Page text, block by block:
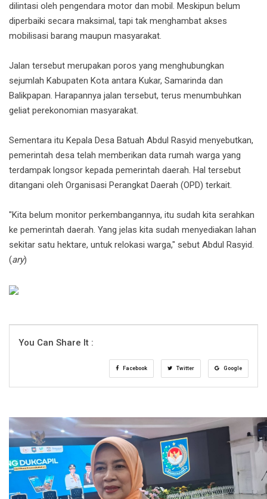
dilintasi oleh pengendara motor dan mobil. Meskipun belum
diperbaiki secara maksimal, tapi tak menghambat akses
mobilisasi barang maupun masyarakat.
Jalan tersebut merupakan poros yang menghubungkan
sejumlah Kabupaten Kota antara Kukar, Samarinda dan
Balikpapan. Harapannya jalan tersebut, terus menumbuhkan
geliat perekonomian masyarakat.
Sementara itu Kepala Desa Batuah Abdul Rasyid menyebutkan,
pemerintah desa telah memberikan data rumah warga yang
terdampak longsor kepada pemerintah daerah. Hal tersebut
ditangani oleh Organisasi Perangkat Daerah (OPD) terkait.
"Kita belum monitor perkembangannya, itu sudah kita serahkan
ke pemerintah daerah. Yang jelas kita sudah menyediakan lahan
sekitar satu hektare, untuk relokasi warga," sebut Abdul Rasyid.
(ary)
You Can Share It :
Facebook Twitter Google